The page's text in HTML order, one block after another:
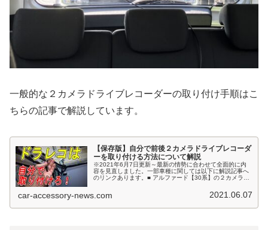
一般的な２カメラドライブレコーダーの取り付け手順はこ
ちらの記事で解説しています。
【保存版】自分で前後２カメラドライブレコーダ
ーを取り付ける方法について解説
※2021年6月7日更新～最新の情勢に合わせて全面的に内
容を見直しました。一部車種に関しては以下に解説記事へ
のリンクあります。■ アルファード【30系】の２カメラド
car-accessory-news.com 2021.06.07